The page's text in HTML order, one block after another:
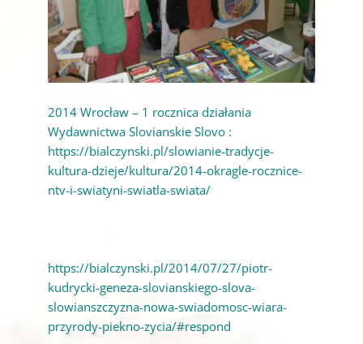
2014 Wrocław – 1 rocznica działania
Wydawnictwa Slovianskie Slovo :
https://bialczynski.pl/slowianie-tradycje-
kultura-dzieje/kultura/2014-okragle-rocznice-
ntv-i-swiatyni-swiatla-swiata/
https://bialczynski.pl/2014/07/27/piotr-
kudrycki-geneza-slovianskiego-slova-
slowianszczyzna-nowa-swiadomosc-wiara-
przyrody-piekno-zycia/#respond